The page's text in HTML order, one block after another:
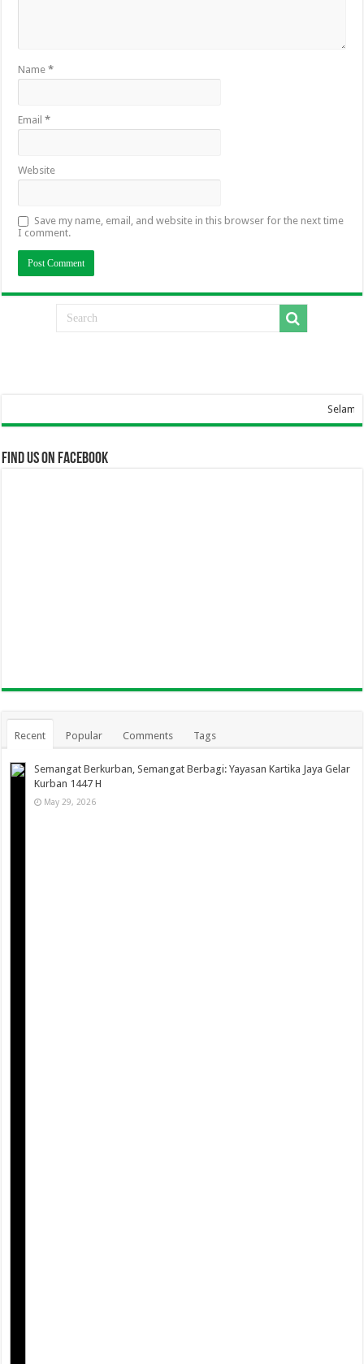
Name*
Email*
Website
Save my name, email, and website in this browser for the next time
I comment.
Selamat Datang
Find us on Facebook
Recent Popular Comments Tags
Semangat Berkurban, Semangat Berbagi: Yayasan Kartika Jaya Gelar
Kurban 1447 H
May 29, 2026